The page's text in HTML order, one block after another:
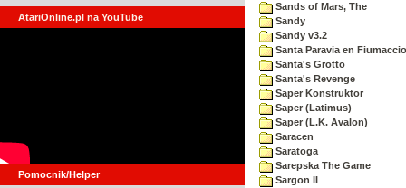
AtariOnline.pl na YouTube
Pomocnik/Helper
Sands of Mars, The
Sandy
Sandy v3.2
Santa Paravia en Fiumaccio
Santa's Grotto
Santa's Revenge
Saper Konstruktor
Saper (Latimus)
Saper (L.K. Avalon)
Saracen
Saratoga
Sarepska The Game
Sargon II